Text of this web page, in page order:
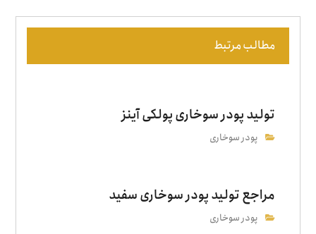
مطالب مرتبط
تولید پودر سوخاری پولکی آینز
پودر سوخاری
مراجع تولید پودر سوخاری سفید
پودر سوخاری